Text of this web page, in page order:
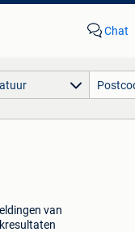
Chat
van